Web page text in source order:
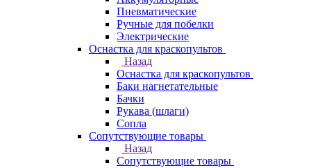
Пневматические
Ручные для побелки
Электрические
Оснастка для краскопультов
Назад
Оснастка для краскопультов
Баки нагнетательные
Бачки
Рукава (шлаги)
Сопла
Сопутствующие товары
Назад
Сопутствующие товары